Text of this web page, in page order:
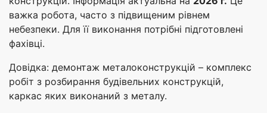
важка робота, часто з підвищеним рівнем
небезпеки. Для її виконання потрібні підготовлені
фахівці.
Довідка: демонтаж металоконструкцій – комплекс
робіт з розбирання будівельних конструкцій,
каркас яких виконаний з металу.